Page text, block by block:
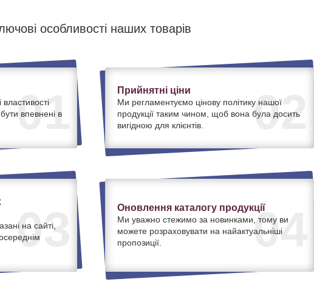
особливості наших товарів
01
впевнені в
02
Прийнятні ціни
Ми регламентуємо цінову політику нашої
продукції таким чином, щоб вона була досить
вигідною для клієнтів.
03
на сайті,
04
Оновлення каталогу продукції
Ми уважно стежимо за новинками, тому ви
можете розраховувати на найактуальніші
пропозиції.